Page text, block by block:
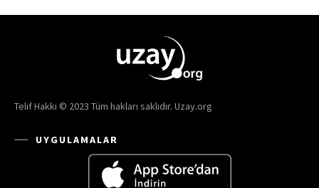
Telif Hakkı © 2023 Tüm hakları saklıdır. Uzay.org
UYGULAMALAR